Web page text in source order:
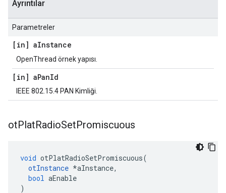
Ayrıntılar
Parametreler
[in] aInstance
OpenThread örnek yapısı.
[in] aPanId
IEEE 802.15.4 PAN Kimliği.
otPlatRadioSetPromiscuous
void otPlatRadioSetPromiscuous(
otInstance *aInstance,
bool aEnable
)